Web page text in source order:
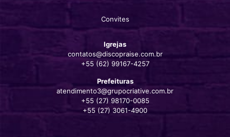
Convites
Igrejas
contatos@discopraise.com.br
+55 (62) 99167-4257‬
Prefeituras
atendimento3@grupocriative.com.br
+55 (27) 98170-0085
+55 (27) 3061-4900